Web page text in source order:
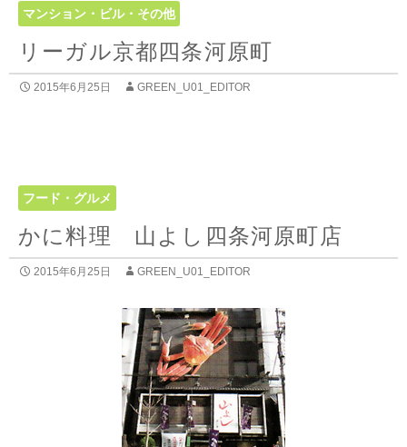
マンション・ビル・その他
リーガル京都四条河原町
2015年6月25日 GREEN_U01_EDITOR
フード・グルメ
かに料理 山よし四条河原町店
2015年6月25日 GREEN_U01_EDITOR